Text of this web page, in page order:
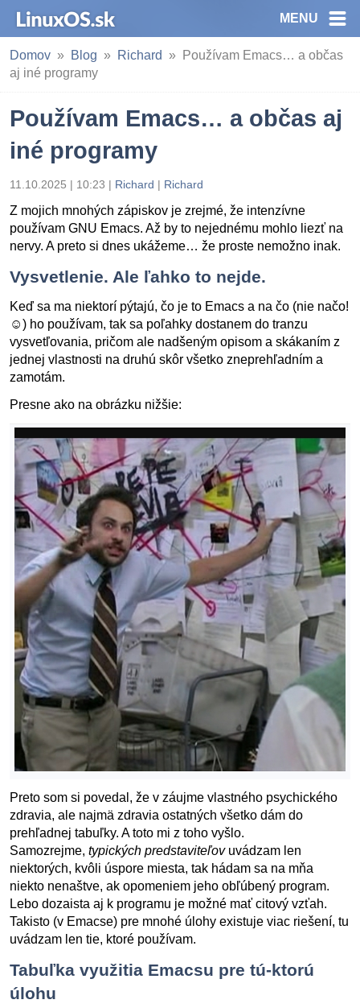
MENU
Domov Blog Richard
Používam Emacs… a občas
aj iné programy
Používam Emacs… a občas aj
iné programy
11.10.2025 | 10:23 | Richard | Richard
Z mojich mnohých zápiskov je zrejmé, že intenzívne
používam GNU Emacs. Až by to nejednému mohlo liezť na
nervy. A preto si dnes ukážeme… že proste nemožno inak.
Vysvetlenie. Ale ľahko to nejde.
Keď sa ma niektorí pýtajú, čo je to Emacs a na čo (nie načo!
☺) ho používam, tak sa poľahky dostanem do tranzu
vysvetľovania, pričom ale nadšeným opisom a skákaním z
jednej vlastnosti na druhú skôr všetko zneprehľadním a
zamotám.
Presne ako na obrázku nižšie:
Preto som si povedal, že v záujme vlastného psychického
zdravia, ale najmä zdravia ostatných všetko dám do
prehľadnej tabuľky. A toto mi z toho vyšlo.
Samozrejme, typických predstaviteľov uvádzam len
niektorých, kvôli úspore miesta, tak hádam sa na mňa
niekto nenaštve, ak opomeniem jeho obľúbený program.
Lebo dozaista aj k programu je možné mať citový vzťah.
Takisto (v Emacse) pre mnohé úlohy existuje viac riešení, tu
uvádzam len tie, ktoré používam.
Tabuľka využitia Emacsu pre tú-ktorú
úlohu